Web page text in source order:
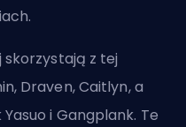
z tej
Draven, Caitlyn, a
i Gangplank. Te